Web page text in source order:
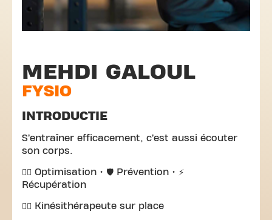
MEHDI GALOUL
FYSIO
INTRODUCTIE
S’entraîner efficacement, c’est aussi écouter
son corps.
🏃‍♂️ Optimisation • 🛡️ Prévention • ⚡
Récupération
👨‍⚕️ Kinésithérapeute sur place